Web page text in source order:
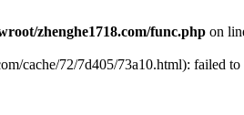
zhenghe1718.com/func.php on
cache/72/7d405/73a10.html): failed